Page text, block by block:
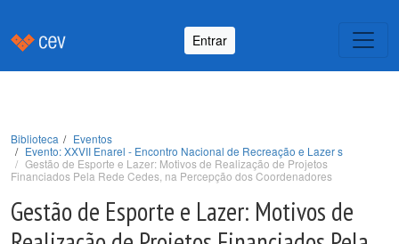
Entrar
Biblioteca
Eventos
Evento: XXVII Enarel - Encontro Nacional de Recreação e Lazer s
Gestão de Esporte e Lazer: Motivos de Realização de Projetos
Financiados Pela Rede Cedes, na Percepção dos Coordenadores
Gestão de Esporte e Lazer: Motivos de